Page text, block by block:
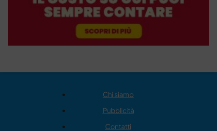
Chi siamo
Pubblicità
Contatti